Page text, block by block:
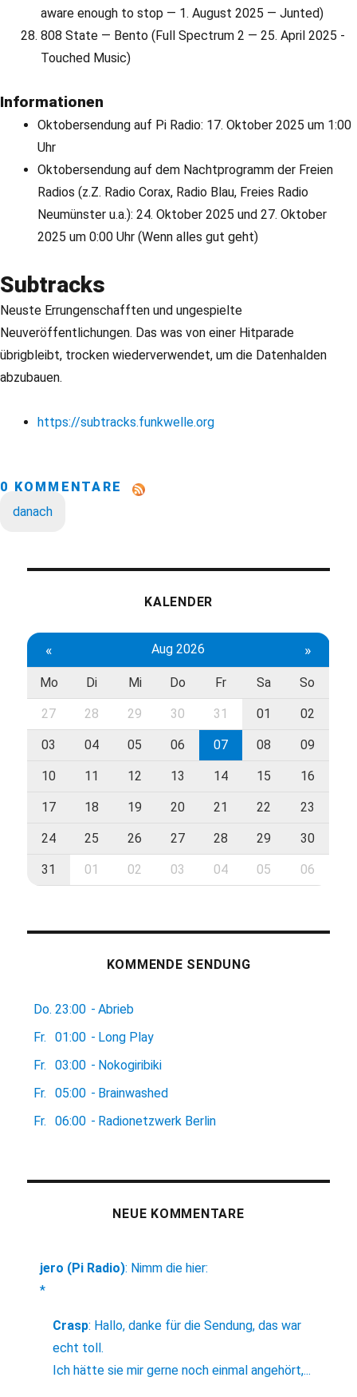
aware enough to stop — 1. August 2025 — Junted)
808 State — Bento (Full Spectrum 2 — 25. April 2025 -
Touched Music)
Informationen
Oktobersendung auf Pi Radio: 17. Oktober 2025 um 1:00
Uhr
Oktobersendung auf dem Nachtprogramm der Freien
Radios (z.Z. Radio Corax, Radio Blau, Freies Radio
Neumünster u.a.): 24. Oktober 2025 und 27. Oktober
2025 um 0:00 Uhr (Wenn alles gut geht)
Subtracks
Neuste Errungenschafften und ungespielte
Neuveröffentlichungen. Das was von einer Hitparade
übrigbleibt, trocken wiederverwendet, um die Datenhalden
abzubauen.
https://subtracks.funkwelle.org
0 KOMMENTARE
danach
KALENDER
« Aug 2026 »
Mo Di Mi Do Fr Sa So
27 28 29 30 31 01 02
03 04 05 06 07 08 09
10 11 12 13 14 15 16
17 18 19 20 21 22 23
24 25 26 27 28 29 30
31 01 02 03 04 05 06
KOMMENDE SENDUNG
Do. 23:00 - Abrieb
Fr.
01:00 - Long Play
Fr.
03:00 - Nokogiribiki
Fr.
05:00 - Brainwashed
Fr.
06:00 - Radionetzwerk Berlin
NEUE KOMMENTARE
jero (Pi Radio): Nimm die hier:
*
Crasp: Hallo, danke für die Sendung, das war
echt toll.
Ich hätte sie mir gerne noch einmal angehört,...